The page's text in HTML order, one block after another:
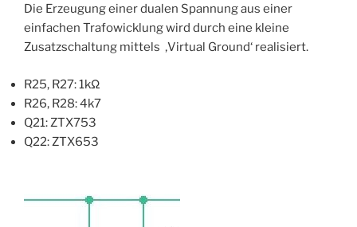
Die Erzeugung einer dualen Spannung aus einer
einfachen Trafowicklung wird durch eine kleine
Zusatzschaltung mittels ‚Virtual Ground‘ realisiert.
R25, R27: 1kΩ
R26, R28: 4k7
Q21: ZTX753
Q22: ZTX653